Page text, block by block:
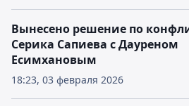
18:23, 03 февраля 2026
Вынесено решение по
Серика Сапиева с Дауреном
Есимхановым